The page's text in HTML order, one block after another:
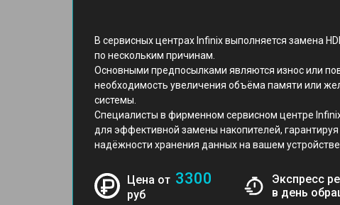
В сервисных центрах Infinix выполняется замена
по нескольким причинам.
Основными предпосылками являются износ или
необходимость увеличения объёма памяти или
системы.
Специалисты в фирменном сервисном центре
для эффективной замены накопителей,
надёжности хранения данных на вашем устройстве.
Цена от 3300
руб
Экспресс
в день